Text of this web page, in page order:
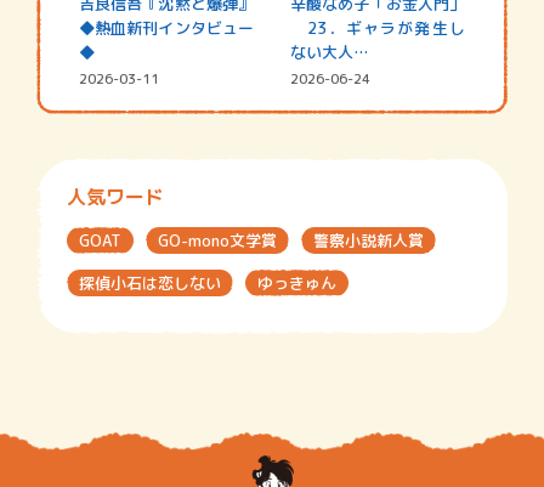
◆熱血新刊インタビュー
◆
2026-03-11
23．ギャラが発生し
ない大人…
2026-06-24
人気ワード
GOAT GO-mono文学賞
警察小説新人賞
探偵小石は恋しない
ゆっきゅん